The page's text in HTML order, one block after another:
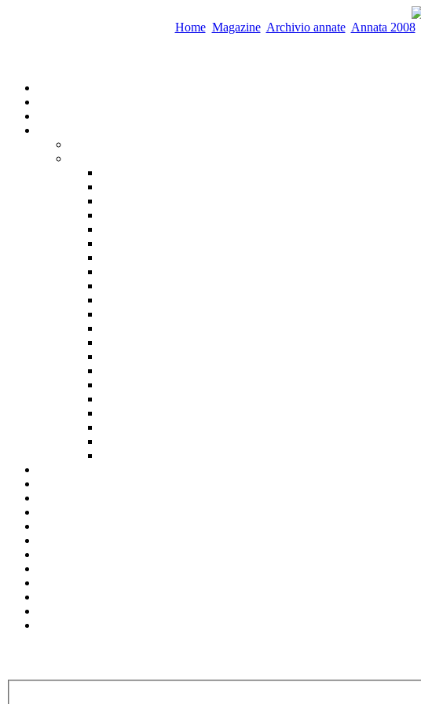
Home Magazine Archivio annate Annata 2008